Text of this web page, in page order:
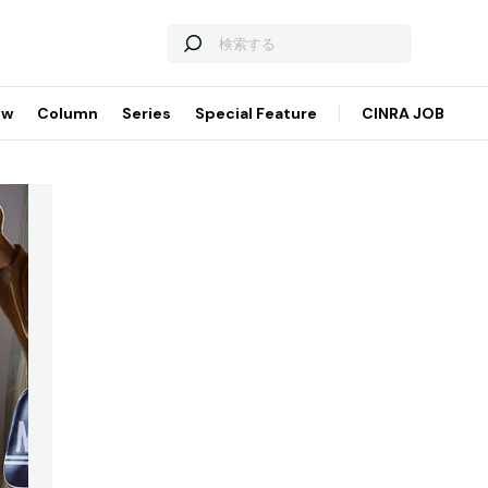
Column Series Special Feature CINRA JOB